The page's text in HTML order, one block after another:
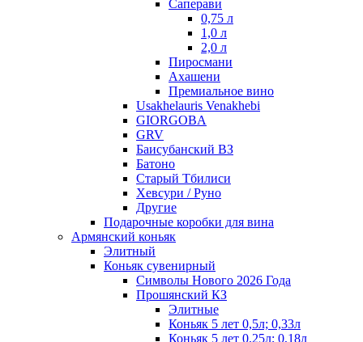
Саперави
0,75 л
1,0 л
2,0 л
Пиросмани
Ахашени
Премиальное вино
Usakhelauris Venakhebi
GIORGOBA
GRV
Баисубанский ВЗ
Батоно
Старый Тбилиси
Хевсури / Руно
Другие
Подарочные коробки для вина
Армянский коньяк
Элитный
Коньяк сувенирный
Символы Нового 2026 Года
Прошянский КЗ
Элитные
Коньяк 5 лет 0,5л; 0,33л
Коньяк 5 лет 0,25л; 0,18л